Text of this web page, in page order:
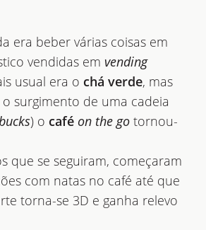
era beber várias coisas em
vendidas em vending
usual era o chá verde, mas
surgimento de uma cadeia
) o café on the go tornou-
que se seguiram, começaram
com natas no café até que
torna-se 3D e ganha relevo